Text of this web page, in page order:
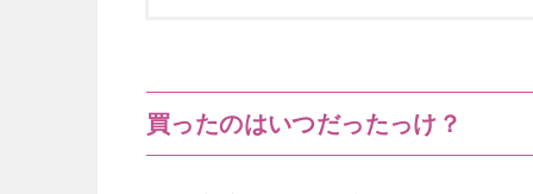
買ったのはいつだったっけ？